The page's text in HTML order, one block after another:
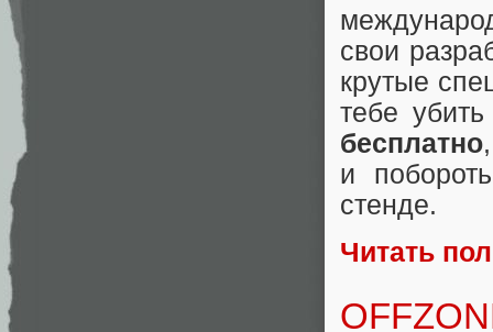
свои
крутые
тебе
бесплатно
и
стенде.
Читать